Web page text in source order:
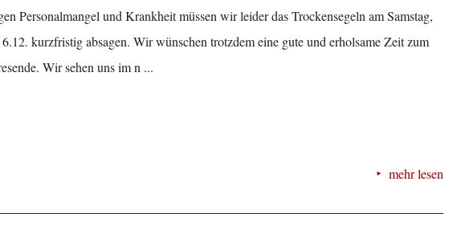
Personalmangel und Krankheit müssen wir leider das Trockensegeln am Samstag,
6.12. kurzfristig absagen. Wir wünschen trotzdem eine gute und erholsame Zeit zum
Wir sehen uns im n ...
mehr lesen